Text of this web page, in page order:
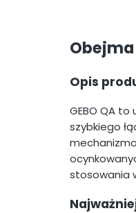
Obejma
Opis
GEBO QA
szybkiego
stosowania